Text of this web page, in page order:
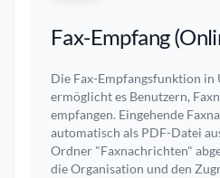
Fax-Empfang
Die Fax-Empfangsfunktion in
ermöglicht es Benutzern,
empfangen. Eingehende
automatisch als PDF-Datei
Ordner "Faxnachrichten"
die Organisation und den